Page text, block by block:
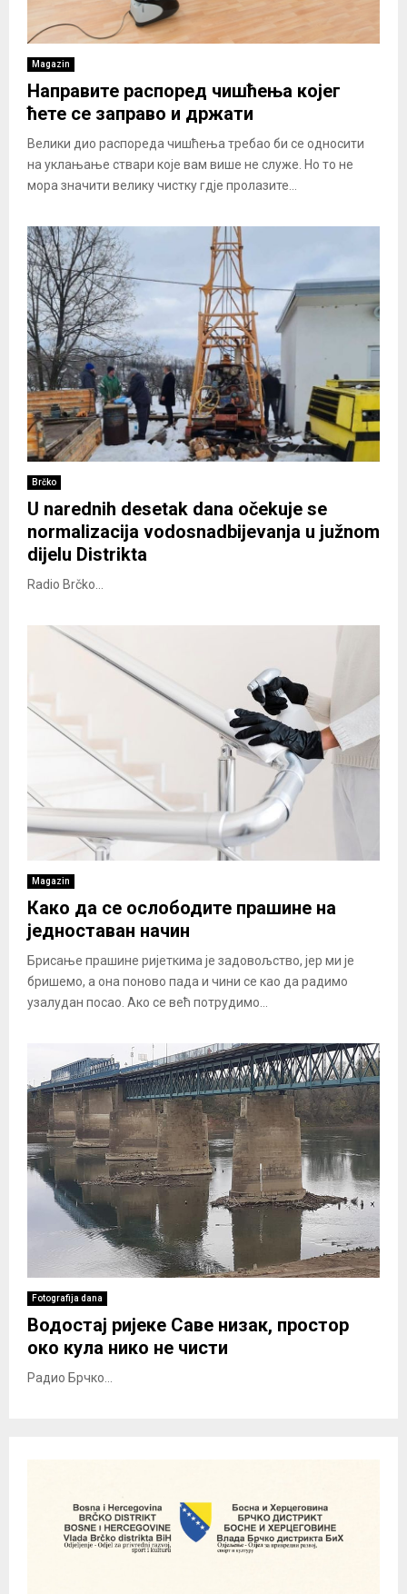
Magazin
Направите распоред чишћења којег
ћете се заправо и држати
Велики дио распореда чишћења требао би се односити
на уклањање ствари које вам више не служе. Но то не
мора значити велику чистку гдје пролазите...
Brčko
U narednih desetak dana očekuje se
normalizacija vodosnadbijevanja u južnom
dijelu Distrikta
Radio Brčko...
Magazin
Како да се ослободите прашине на
једноставан начин
Брисање прашине ријеткима је задовољство, јер ми је
бришемо, а она поново пада и чини се као да радимо
узалудан посао. Ако се већ потрудимо...
Fotografija dana
Водостај ријеке Саве низак, простор
око кула нико не чисти
Радио Брчко...